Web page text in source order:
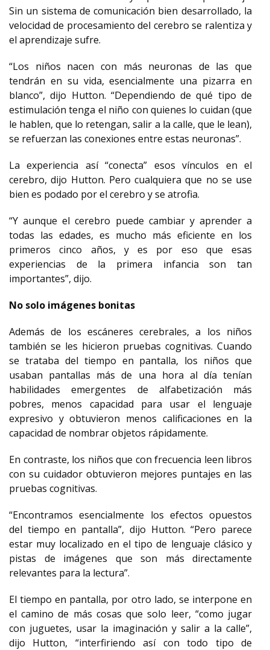
Sin un sistema de comunicación bien desarrollado, la
velocidad de procesamiento del cerebro se ralentiza y
el aprendizaje sufre.
“Los niños nacen con más neuronas de las que
tendrán en su vida, esencialmente una pizarra en
blanco”, dijo Hutton. “Dependiendo de qué tipo de
estimulación tenga el niño con quienes lo cuidan (que
le hablen, que lo retengan, salir a la calle, que le lean),
se refuerzan las conexiones entre estas neuronas”.
La experiencia así “conecta” esos vínculos en el
cerebro, dijo Hutton. Pero cualquiera que no se use
bien es podado por el cerebro y se atrofia.
“Y aunque el cerebro puede cambiar y aprender a
todas las edades, es mucho más eficiente en los
primeros cinco años, y es por eso que esas
experiencias de la primera infancia son tan
importantes”, dijo.
No solo imágenes bonitas
Además de los escáneres cerebrales, a los niños
también se les hicieron pruebas cognitivas. Cuando
se trataba del tiempo en pantalla, los niños que
usaban pantallas más de una hora al día tenían
habilidades emergentes de alfabetización más
pobres, menos capacidad para usar el lenguaje
expresivo y obtuvieron menos calificaciones en la
capacidad de nombrar objetos rápidamente.
En contraste, los niños que con frecuencia leen libros
con su cuidador obtuvieron mejores puntajes en las
pruebas cognitivas.
“Encontramos esencialmente los efectos opuestos
del tiempo en pantalla”, dijo Hutton. “Pero parece
estar muy localizado en el tipo de lenguaje clásico y
pistas de imágenes que son más directamente
relevantes para la lectura”.
El tiempo en pantalla, por otro lado, se interpone en
el camino de más cosas que solo leer, “como jugar
con juguetes, usar la imaginación y salir a la calle”,
dijo Hutton, “interfiriendo así con todo tipo de